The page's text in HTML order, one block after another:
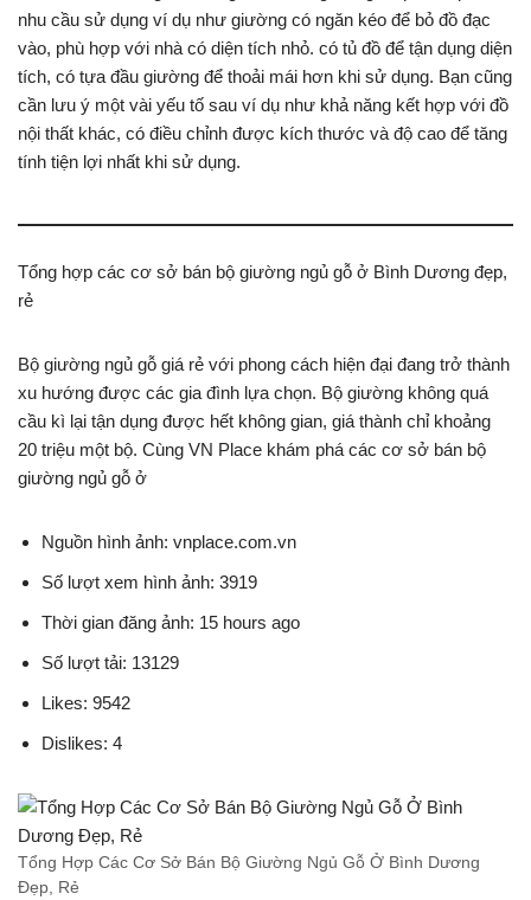
nhu cầu sử dụng ví dụ như giường có ngăn kéo để bỏ đồ đạc
vào, phù hợp với nhà có diện tích nhỏ. có tủ đồ để tận dụng diện
tích, có tựa đầu giường để thoải mái hơn khi sử dụng. Bạn cũng
cần lưu ý một vài yếu tố sau ví dụ như khả năng kết hợp với đồ
nội thất khác, có điều chỉnh được kích thước và độ cao để tăng
tính tiện lợi nhất khi sử dụng.
Tổng hợp các cơ sở bán bộ giường ngủ gỗ ở Bình Dương đẹp,
rẻ
Bộ giường ngủ gỗ giá rẻ với phong cách hiện đại đang trở thành
xu hướng được các gia đình lựa chọn. Bộ giường không quá
cầu kì lại tận dụng được hết không gian, giá thành chỉ khoảng
20 triệu một bộ. Cùng VN Place khám phá các cơ sở bán bộ
giường ngủ gỗ ở
Nguồn hình ảnh: vnplace.com.vn
Số lượt xem hình ảnh: 3919
Thời gian đăng ảnh: 15 hours ago
Số lượt tải: 13129
Likes: 9542
Dislikes: 4
Tổng Hợp Các Cơ Sở Bán Bộ Giường Ngủ Gỗ Ở Bình Dương
Đẹp, Rẻ